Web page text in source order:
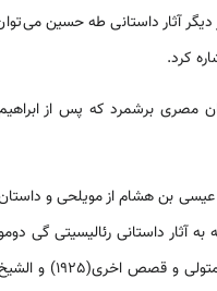
دیگر آثار داستانی طه حسین
کرد.
مصری برشمرد که پس از
حدیث عیسی بن هشام از مویلحی و
داستانی رئالیسیتی گی
پاسان فرانسوی پیدا کرد، اولین آثار خود را با داستان کوتاه پدید آورد. ام متولی و قصص